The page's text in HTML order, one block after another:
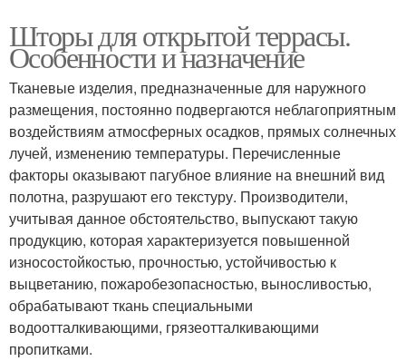
Шторы для открытой террасы.
Особенности и назначение
Тканевые изделия, предназначенные для наружного
размещения, постоянно подвергаются неблагоприятным
воздействиям атмосферных осадков, прямых солнечных
лучей, изменению температуры. Перечисленные
факторы оказывают пагубное влияние на внешний вид
полотна, разрушают его текстуру. Производители,
учитывая данное обстоятельство, выпускают такую
продукцию, которая характеризуется повышенной
износостойкостью, прочностью, устойчивостью к
выцветанию, пожаробезопасностью, выносливостью,
обрабатывают ткань специальными
водоотталкивающими, грязеотталкивающими
пропитками.